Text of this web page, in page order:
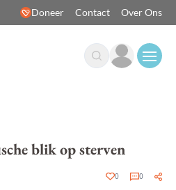
Doneer Contact Over Ons
blik op sterven
0 0